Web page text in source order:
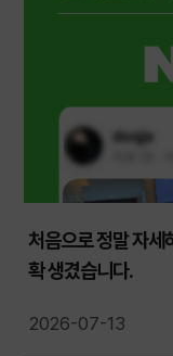
처음으로 정말 자세
확 생겼습니다.
2026-07-13